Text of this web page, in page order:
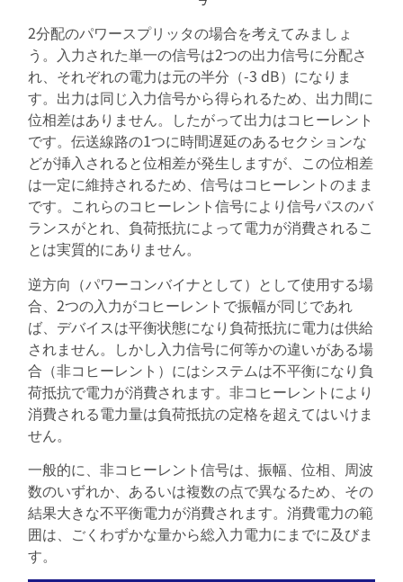
2分配のパワースプリッタの場合を考えてみましょ
う。入力された単一の信号は2つの出力信号に分配さ
れ、それぞれの電力は元の半分（-3 dB）になりま
す。出力は同じ入力信号から得られるため、出力間に
位相差はありません。したがって出力はコヒーレント
です。伝送線路の1つに時間遅延のあるセクションな
どが挿入されると位相差が発生しますが、この位相差
は一定に維持されるため、信号はコヒーレントのまま
です。これらのコヒーレント信号により信号パスのバ
ランスがとれ、負荷抵抗によって電力が消費されるこ
とは実質的にありません。
逆方向（パワーコンバイナとして）として使用する場
合、2つの入力がコヒーレントで振幅が同じであれ
ば、デバイスは平衡状態になり負荷抵抗に電力は供給
されません。しかし入力信号に何等かの違いがある場
合（非コヒーレント）にはシステムは不平衡になり負
荷抵抗で電力が消費されます。非コヒーレントにより
消費される電力量は負荷抵抗の定格を超えてはいけま
せん。
一般的に、非コヒーレント信号は、振幅、位相、周波
数のいずれか、あるいは複数の点で異なるため、その
結果大きな不平衡電力が消費されます。消費電力の範
囲は、ごくわずかな量から総入力電力にまでに及びま
す。